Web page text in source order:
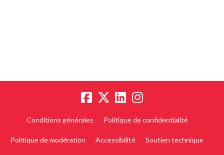
Conditions générales Politique de confidentialité
Politique de modération Accessibilité Soutien technique